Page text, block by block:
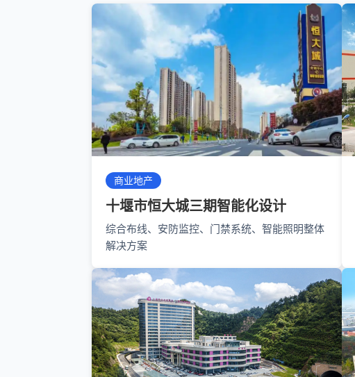
商业地产
十堰市恒大城三期智能化设计
综合布线、安防监控、门禁系统、智能照明整体
解决方案